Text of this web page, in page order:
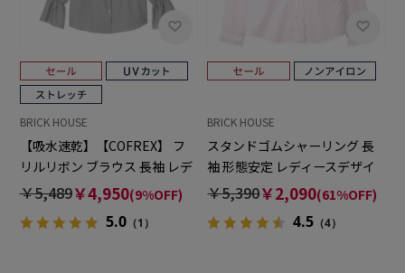
BRICK HOUSE
【吸水速乾】【COFREX】 フ
リルリボン ブラウス 長袖 レデ
ィースデザインシャツ
￥5,489￥4,950(9%OFF)
5.0（1）
BRICK HOUSE
スタンドゴムシャーリング 長
袖 形態安定 レディースデザイ
ンシャツ
￥5,390￥2,090(61%OFF)
4.5 （4）